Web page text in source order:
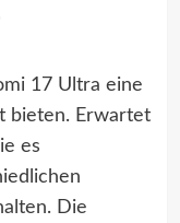
17 Ultra eine
bieten. Erwartet
es
Die